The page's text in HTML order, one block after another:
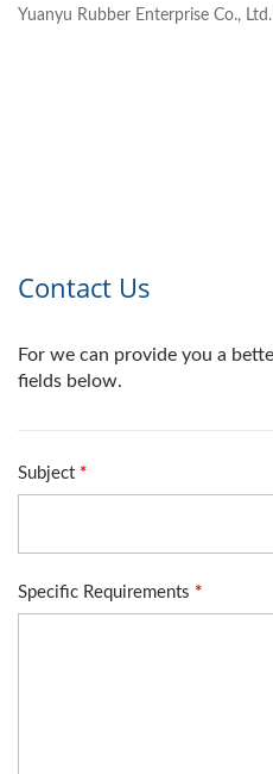
Yuanyu Rubber Enterprise Co., Ltd.